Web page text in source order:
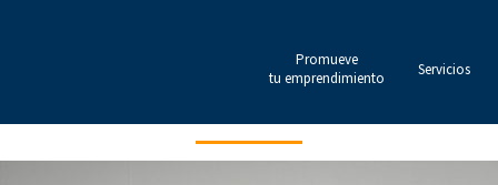
Promueve
tu emprendimiento
Servicios